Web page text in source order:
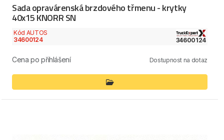
Sada opravárenská brzdového třmenu - krytky
40x15 KNORR SN
Kód AUTOS
34600124
34600124
Cena po přihlášení Dostupnost na dotaz